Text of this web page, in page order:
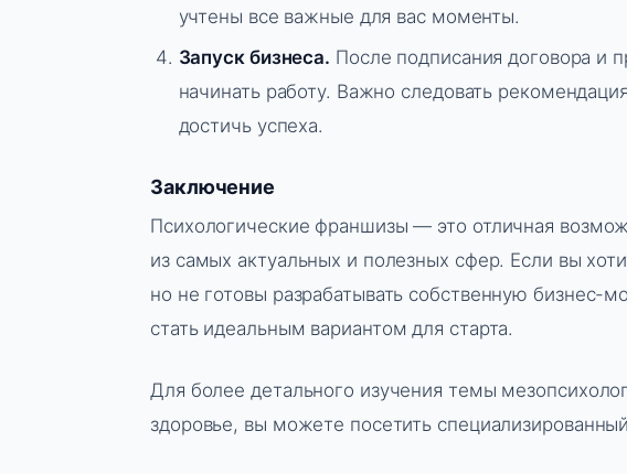
учтены все важные для вас моменты.
Запуск бизнеса. После подписания договора и
начинать работу. Важно следовать
достичь успеха.
Заключение
Психологические франшизы — это отличная
из самых актуальных и полезных сфер. Если вы
но не готовы разрабатывать собственную
стать идеальным вариантом для старта.
Для более детального изучения темы
здоровье, вы можете посетить